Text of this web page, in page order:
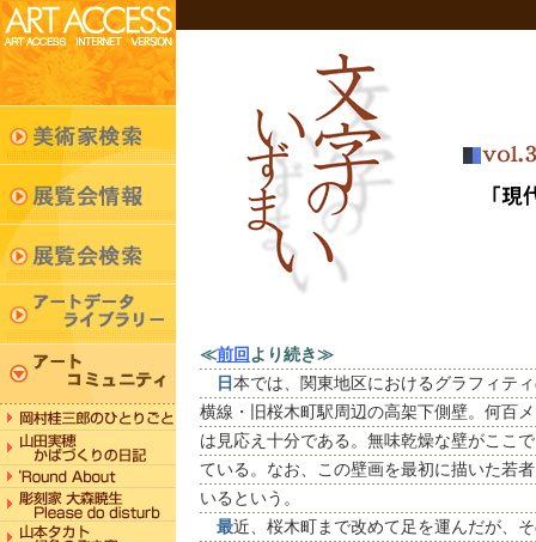
≪前回 より続き≫
日 本では、関東地区におけるグラフィテ
横線・旧桜木町駅周辺の高架下側壁。何百
は見応え十分である。無味乾燥な壁がここ
ている。なお、この壁画を最初に描いた若
いるという。
最近、桜木町まで改めて足を運んだが、